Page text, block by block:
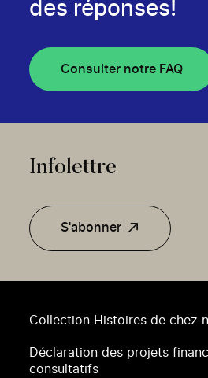
Collection Histoires de chez
Déclaration des projets
consultatifs
des réponses!
Consulter notre FAQ
Infolettre
S'abonner